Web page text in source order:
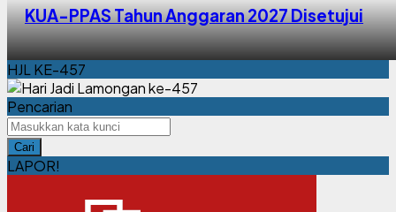
KUA-PPAS Tahun Anggaran 2027 Disetujui
HJL KE-457
Pencarian
Cari
LAPOR!